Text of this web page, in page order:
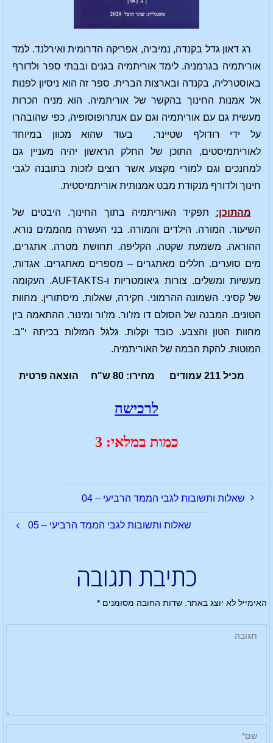
רג דאון גדל בקנדה, נמיביה, אפריקה הדרומית ואירלנד. למד
אוריתמיה בגרמניה. לימד אוריתמיה בגנים ובבתי ספר ולדורף
באוסטרליה, בקנדה ובארצות הברית. ספר זה הוא ניסיון לפנות
אל אמנות החינוך בהקשר של אוריתמיה. הוא מניח הכרות
מעשית גם עם אוריתמיה וגם עם אנתרופוסופיה, כפי שהובהרו
על ידי רודולף שטיינר. בעוד שהוא מכוון במיוחד
לאוריתמיסטים, התוכן של החלק הראשון יהיה מעניין גם
למחנכים וגם למורי מקצוע אשר רוצים לזכות בתובנה לגבי
חינוך ולדורף מנקודת מבט אמנותית אוריתמיסטית.
מהתוכן: תפקיד האוריתמיה בתוך החינוך. היבטים של
השיעור. המורה. הילדים והמורה. בני העשרה מהממים נורא.
ההוראה. משמעת שקטה. הקליפה. תחושת מטרה. אתגרים.
מים סוערים. חללים מאתגרים – מספרים מאתגרים. אגדות,
מעשיות ומשלים. צורות גיאומטריות ו-AUFTAKTS. העקומה
של קסיני. השמונה ההרמוני. חקירה, שאלות, מיסתורין. מחוות
הטונים. המבנה של הסולם דו מז'ור. מז'ור ומינור. ההתאמה בין
מחוות הטון והצבע. כובד וקלות. גלגל המזלות בכיתה י"ב.
המוטות. להקת הבמה של האוריתמיה.
מכיל 211 עמודים מחירו: 80 ש"ח הוצאה פרטית
לרכישה
כמות במלאי: 3
שאלות ותשובות לגבי הממד הרביעי – 04
שאלות ותשובות לגבי הממד הרביעי – 05
כתיבת תגובה
האימייל לא יוצג באתר. שדות החובה מסומנים*